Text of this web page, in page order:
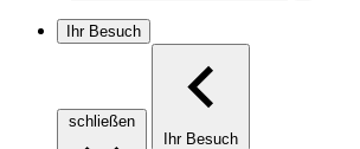
Ihr Besuch
schließen
Ihr Besuch